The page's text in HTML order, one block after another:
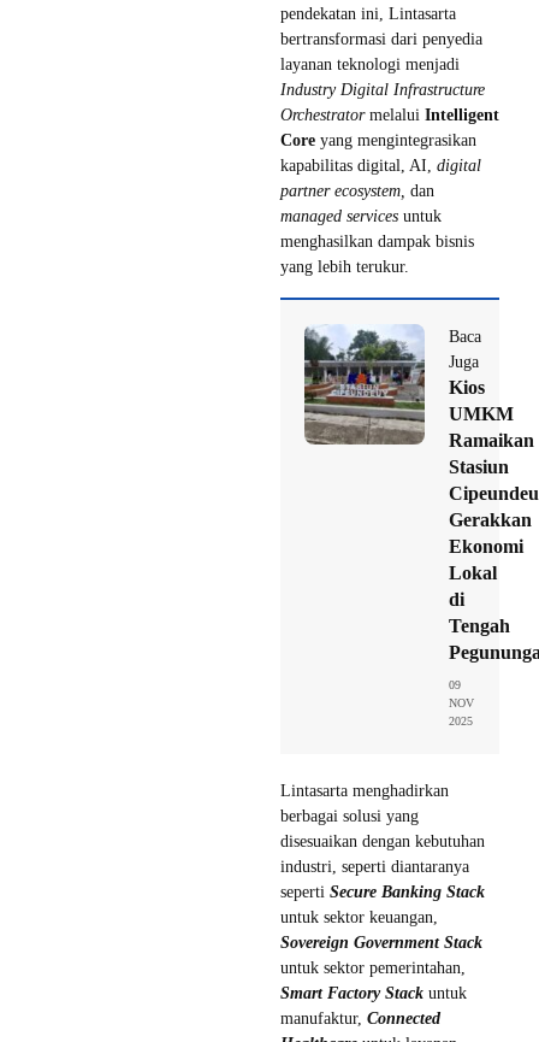
pendekatan ini, Lintasarta
bertransformasi dari penyedia
layanan teknologi menjadi
Industry Digital Infrastructure
Orchestrator melalui Intelligent
Core yang mengintegrasikan
kapabilitas digital, AI, digital
partner ecosystem, dan
managed services untuk
menghasilkan dampak bisnis
yang lebih terukur.
Baca
Juga
Kios
UMKM
Ramaikan
Stasiun
Gerakkan
Ekonomi
Lokal
di
Tengah
09
NOV
2025
Lintasarta menghadirkan
berbagai solusi yang
disesuaikan dengan kebutuhan
industri, seperti diantaranya
seperti Secure Banking Stack
untuk sektor keuangan,
Sovereign Government Stack
untuk sektor pemerintahan,
Smart Factory Stack untuk
manufaktur, Connected